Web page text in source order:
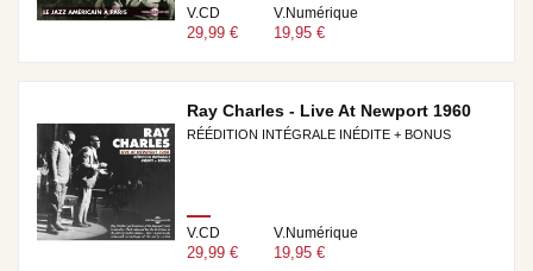
V.CD
29,99 €
V.Numérique
19,95 €
Ray Charles - Live At Newport 1960
RÉÉDITION INTÉGRALE INÉDITE + BONUS
V.CD
29,99 €
V.Numérique
19,95 €